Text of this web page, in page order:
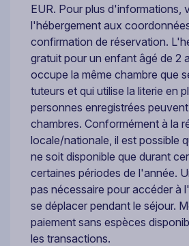
EUR. Pour plus d'informations,
l'hébergement aux
confirmation de réservation.
gratuit pour un enfant âgé de 2
occupe la même chambre que
tuteurs et qui utilise la literie en
personnes enregistrées
chambres. Conformément à la
locale/nationale, il est possible
ne soit disponible que durant
certaines périodes de l'année.
pas nécessaire pour accéder à
se déplacer pendant le séjour.
paiement sans espèces
les transactions.